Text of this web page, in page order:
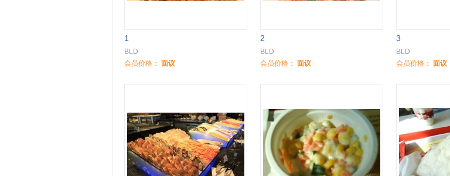
1
BLD
会员价格： 面议
2
BLD
会员价格： 面议
3
BLD
会员价格： 面议